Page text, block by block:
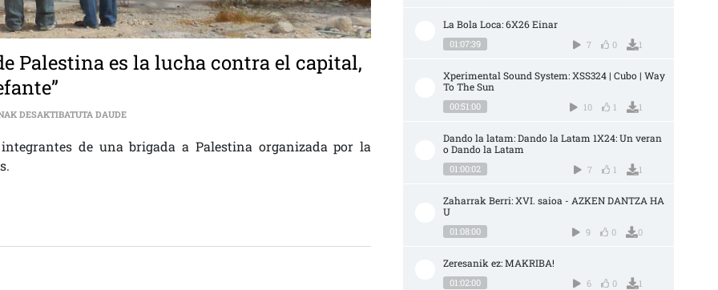
Palestina es la lucha contra el capital,
DESAKTIBATUTA DAUDE[:ES]”LA LUCHA CONTRA LA OCUPACIÓN DE PALESTINA ES LA LUCHA CONTRA EL CAPITAL, UNA LUCHA DE HORMIGUITA CONTRA
de una brigada a Palestina organizada por la
La Bola Loca: 6X26 Einar
01:07:39 7 0 1
Xperimental Sound System: XSS324 | Cubo | Way
To The Sun
00:51:00 10 1 1
Dando la latam: Dando la Latam 1X24: Un veran
o Dando la Latam
01:00:02 7 1 1
Zaharrak Berri: XVI. saioa - AZKEN DANTZA HA
U
01:08:00 9 0 0
Zeresanik ez: MAKRIBA!
01:02:00 6 0 1